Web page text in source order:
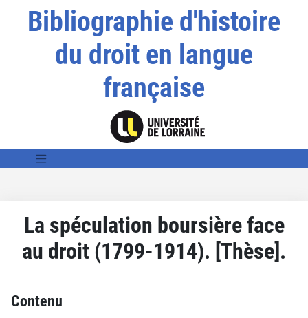
Bibliographie d'histoire
du droit en langue
française
La spéculation boursière face
au droit (1799-1914). [Thèse].
Contenu